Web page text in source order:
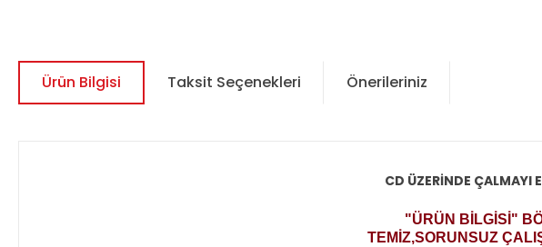
Ürün Bilgisi Taksit Seçenekleri Önerileriniz
CD ÜZERİNDE ÇALMAYI
"ÜRÜN BİLGİSİ"
TEMİZ,SORUNSUZ